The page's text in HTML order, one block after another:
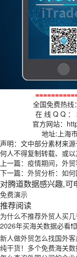
全国免费热线
在 线 Q Q
官方网站：
地址:上海
声明：文中部分素材来
何人不得复制转载、或
上一篇： 疫情期间，外
下一篇： 外贸分析：如何
对腾道数据感兴趣,可
免费演示
推荐阅读
为什么不推荐外贸人买几
2026年买海关数据必看
新人做外贸怎么找国外
纯干货！多个免费海关数